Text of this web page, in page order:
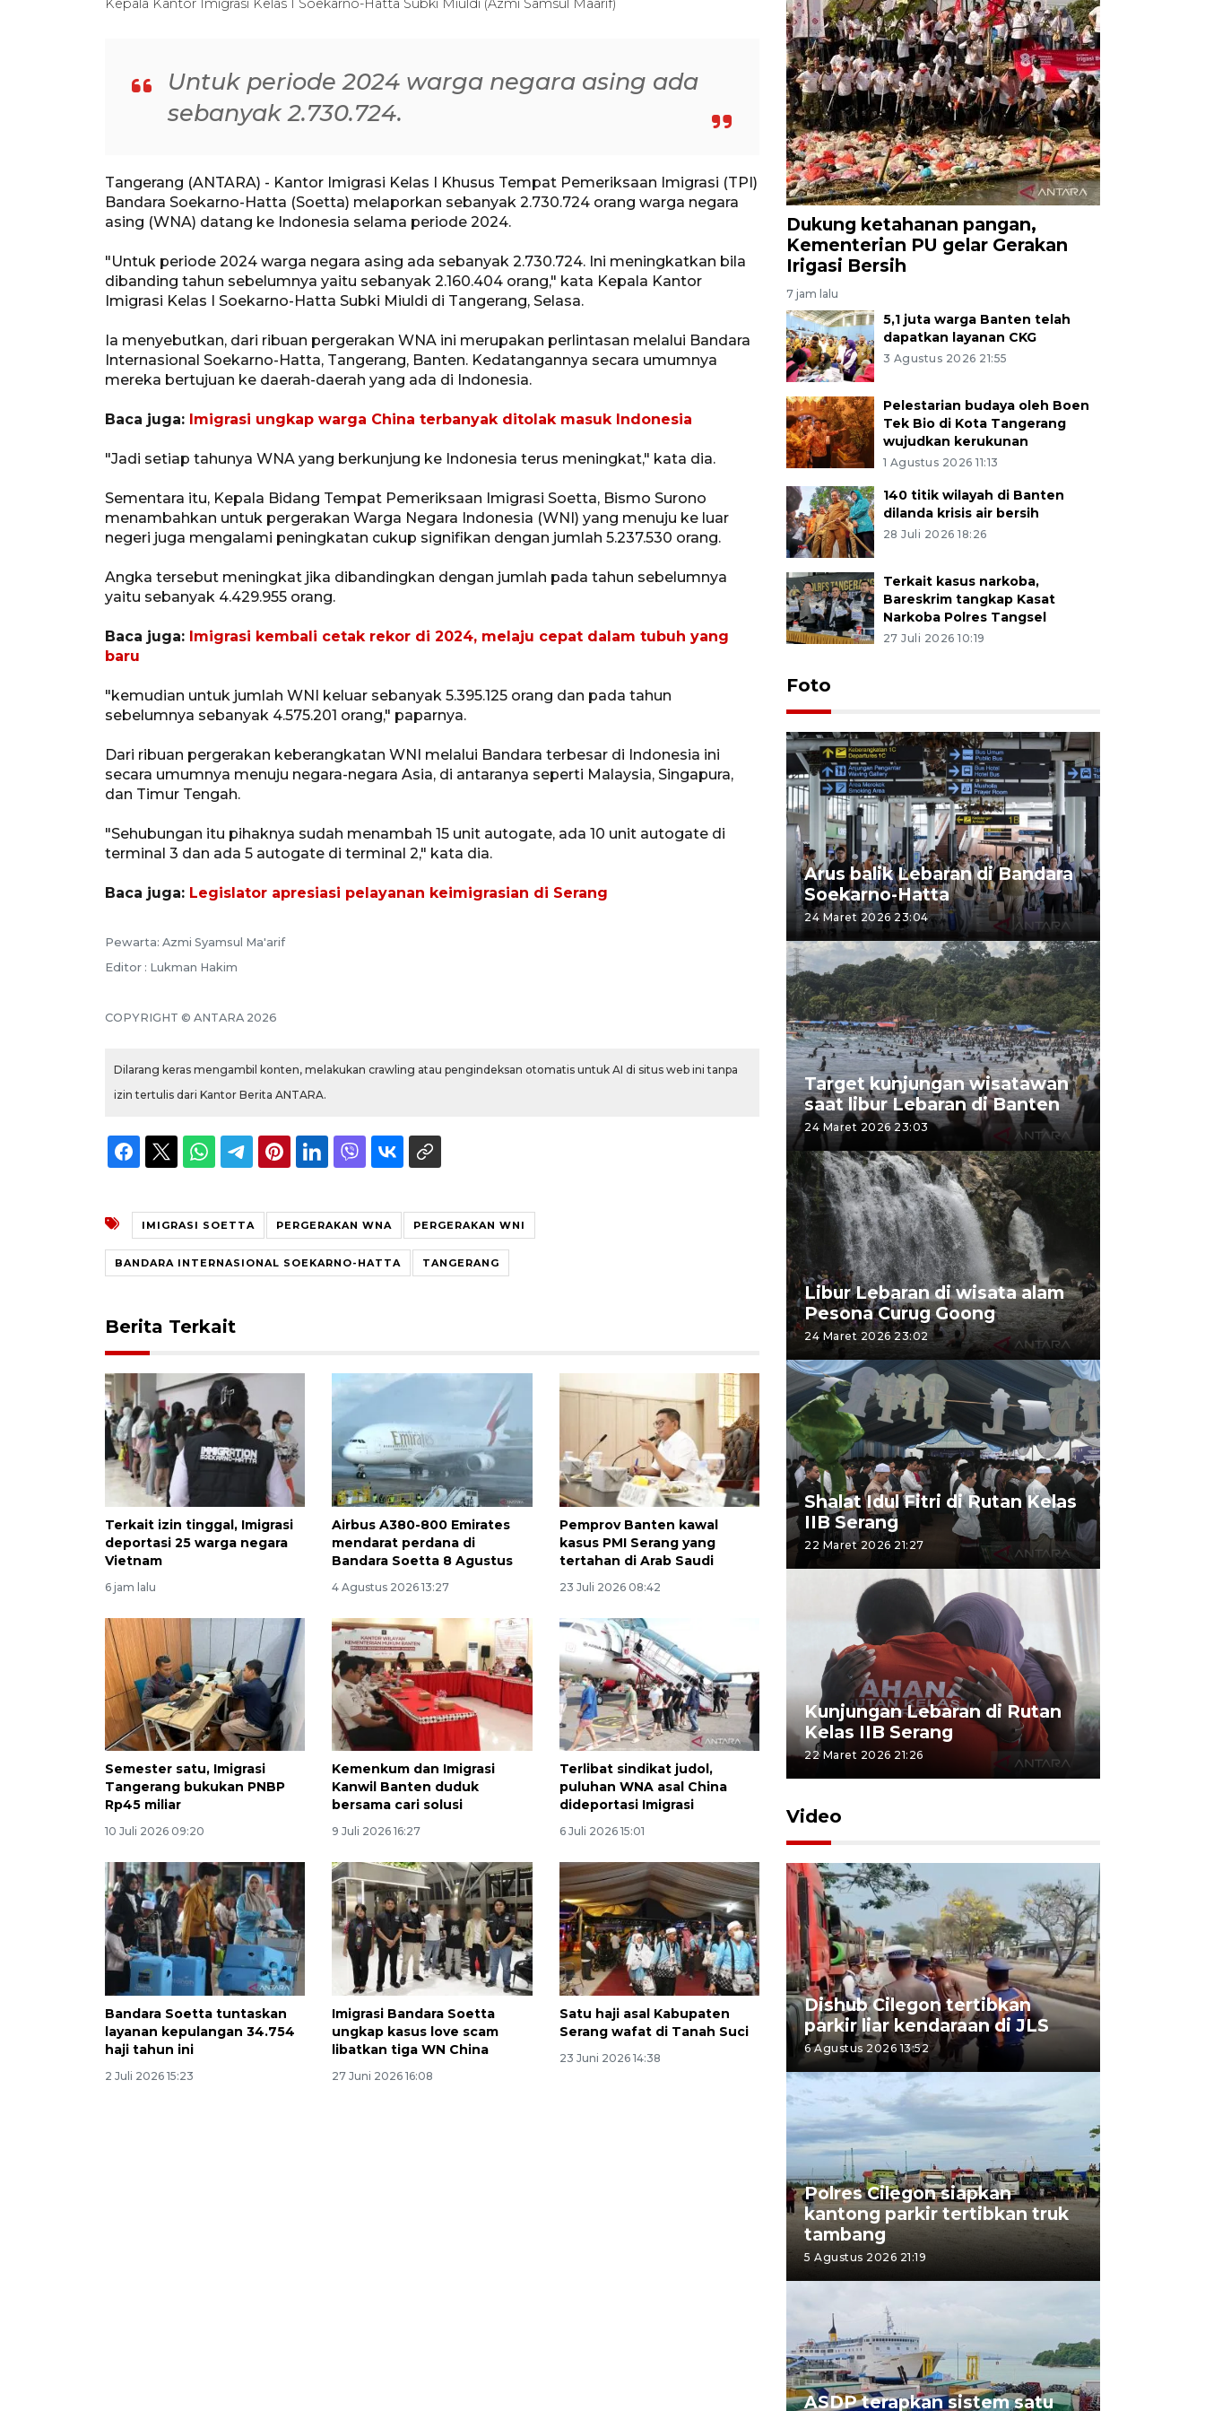
Kepala Kantor Imigrasi Kelas I Soekarno-Hatta Subki Miuldi (Azmi Samsul Maarif)
Untuk periode 2024 warga negara asing ada
sebanyak 2.730.724.
Tangerang (ANTARA) - Kantor Imigrasi Kelas I Khusus Tempat Pemeriksaan Imigrasi (TPI)
Bandara Soekarno-Hatta (Soetta) melaporkan sebanyak 2.730.724 orang warga negara
asing (WNA) datang ke Indonesia selama periode 2024.
"Untuk periode 2024 warga negara asing ada sebanyak 2.730.724. Ini meningkatkan bila
dibanding tahun sebelumnya yaitu sebanyak 2.160.404 orang," kata Kepala Kantor
Imigrasi Kelas I Soekarno-Hatta Subki Miuldi di Tangerang, Selasa.
Ia menyebutkan, dari ribuan pergerakan WNA ini merupakan perlintasan melalui Bandara
Internasional Soekarno-Hatta, Tangerang, Banten. Kedatangannya secara umumnya
mereka bertujuan ke daerah-daerah yang ada di Indonesia.
Baca juga: Imigrasi ungkap warga China terbanyak ditolak masuk Indonesia
"Jadi setiap tahunya WNA yang berkunjung ke Indonesia terus meningkat," kata dia.
Sementara itu, Kepala Bidang Tempat Pemeriksaan Imigrasi Soetta, Bismo Surono
menambahkan untuk pergerakan Warga Negara Indonesia (WNI) yang menuju ke luar
negeri juga mengalami peningkatan cukup signifikan dengan jumlah 5.237.530 orang.
Angka tersebut meningkat jika dibandingkan dengan jumlah pada tahun sebelumnya
yaitu sebanyak 4.429.955 orang.
Baca juga: Imigrasi kembali cetak rekor di 2024, melaju cepat dalam tubuh yang
baru
"kemudian untuk jumlah WNI keluar sebanyak 5.395.125 orang dan pada tahun
sebelumnya sebanyak 4.575.201 orang," paparnya.
Dari ribuan pergerakan keberangkatan WNI melalui Bandara terbesar di Indonesia ini
secara umumnya menuju negara-negara Asia, di antaranya seperti Malaysia, Singapura,
dan Timur Tengah.
"Sehubungan itu pihaknya sudah menambah 15 unit autogate, ada 10 unit autogate di
terminal 3 dan ada 5 autogate di terminal 2," kata dia.
Baca juga: Legislator apresiasi pelayanan keimigrasian di Serang
Pewarta: Azmi Syamsul Ma'arif
Editor : Lukman Hakim
COPYRIGHT © ANTARA 2026
Dilarang keras mengambil konten, melakukan crawling atau pengindeksan otomatis untuk AI di situs web ini tanpa
izin tertulis dari Kantor Berita ANTARA.
IMIGRASI SOETTA PERGERAKAN WNA PERGERAKAN WNI
BANDARA INTERNASIONAL SOEKARNO-HATTA TANGERANG
Berita Terkait
Terkait izin tinggal, Imigrasi
deportasi 25 warga negara
Vietnam
6 jam lalu
Airbus A380-800 Emirates
mendarat perdana di
Bandara Soetta 8 Agustus
4 Agustus 2026 13:27
Pemprov Banten kawal
kasus PMI Serang yang
tertahan di Arab Saudi
23 Juli 2026 08:42
Semester satu, Imigrasi
Tangerang bukukan PNBP
Rp45 miliar
10 Juli 2026 09:20
Kemenkum dan Imigrasi
Kanwil Banten duduk
bersama cari solusi
9 Juli 2026 16:27
Terlibat sindikat judol,
puluhan WNA asal China
dideportasi Imigrasi
6 Juli 2026 15:01
Bandara Soetta tuntaskan
layanan kepulangan 34.754
haji tahun ini
2 Juli 2026 15:23
Imigrasi Bandara Soetta
ungkap kasus love scam
libatkan tiga WN China
27 Juni 2026 16:08
Satu haji asal Kabupaten
Serang wafat di Tanah Suci
23 Juni 2026 14:38
Dukung ketahanan pangan,
Kementerian PU gelar Gerakan
Irigasi Bersih
7 jam lalu
5,1 juta warga Banten telah
dapatkan layanan CKG
3 Agustus 2026 21:55
Pelestarian budaya oleh Boen
Tek Bio di Kota Tangerang
wujudkan kerukunan
1 Agustus 2026 11:13
140 titik wilayah di Banten
dilanda krisis air bersih
28 Juli 2026 18:26
Terkait kasus narkoba,
Bareskrim tangkap Kasat
Narkoba Polres Tangsel
27 Juli 2026 10:19
Foto
Arus balik Lebaran di Bandara
Soekarno-Hatta
24 Maret 2026 23:04
Target kunjungan wisatawan
saat libur Lebaran di Banten
24 Maret 2026 23:03
Libur Lebaran di wisata alam
Pesona Curug Goong
24 Maret 2026 23:02
Shalat Idul Fitri di Rutan Kelas
IIB Serang
22 Maret 2026 21:27
Kunjungan Lebaran di Rutan
Kelas IIB Serang
22 Maret 2026 21:26
Video
Dishub Cilegon tertibkan
parkir liar kendaraan di JLS
6 Agustus 2026 13:52
Polres Cilegon siapkan
kantong parkir tertibkan truk
tambang
5 Agustus 2026 21:19
ASDP terapkan sistem satu